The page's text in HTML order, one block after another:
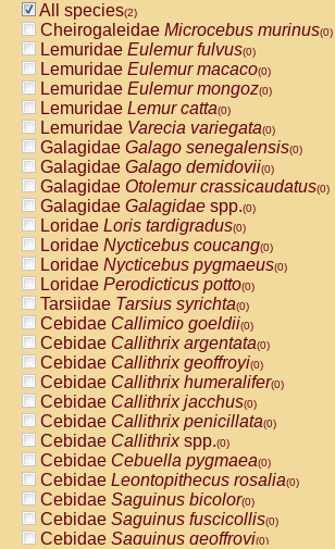
All species(2)
Cheirogaleidae Microcebus murinus(0)
Lemuridae Eulemur fulvus(0)
Lemuridae Eulemur macaco(0)
Lemuridae Eulemur mongoz(0)
Lemuridae Lemur catta(0)
Lemuridae Varecia variegata(0)
Galagidae Galago senegalensis(0)
Galagidae Galago demidovii(0)
Galagidae Otolemur crassicaudatus(0)
Galagidae Galagidae spp.(0)
Loridae Loris tardigradus(0)
Loridae Nycticebus coucang(0)
Loridae Nycticebus pygmaeus(0)
Loridae Perodicticus potto(0)
Tarsiidae Tarsius syrichta(0)
Cebidae Callimico goeldii(0)
Cebidae Callithrix argentata(0)
Cebidae Callithrix geoffroyi(0)
Cebidae Callithrix humeralifer(0)
Cebidae Callithrix jacchus(0)
Cebidae Callithrix penicillata(0)
Cebidae Callithrixspp.(0)
Cebidae Cebuella pygmaea(0)
Cebidae Leontopithecus rosalia(0)
Cebidae Saguinus bicolor(0)
Cebidae Saguinus fuscicollis(0)
Cebidae Saguinus geoffroyi(0)